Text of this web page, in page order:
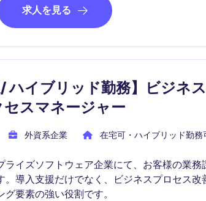
求人を見る
/ ハイブリッド勤務】ビジネ
スマネージャー
外資系企業 在宅可・ハイブリッド勤務
ライズソフトウェア企業にて、お客様の業
。導入支援だけでなく、ビジネスプロセス
要素の強い役割です。